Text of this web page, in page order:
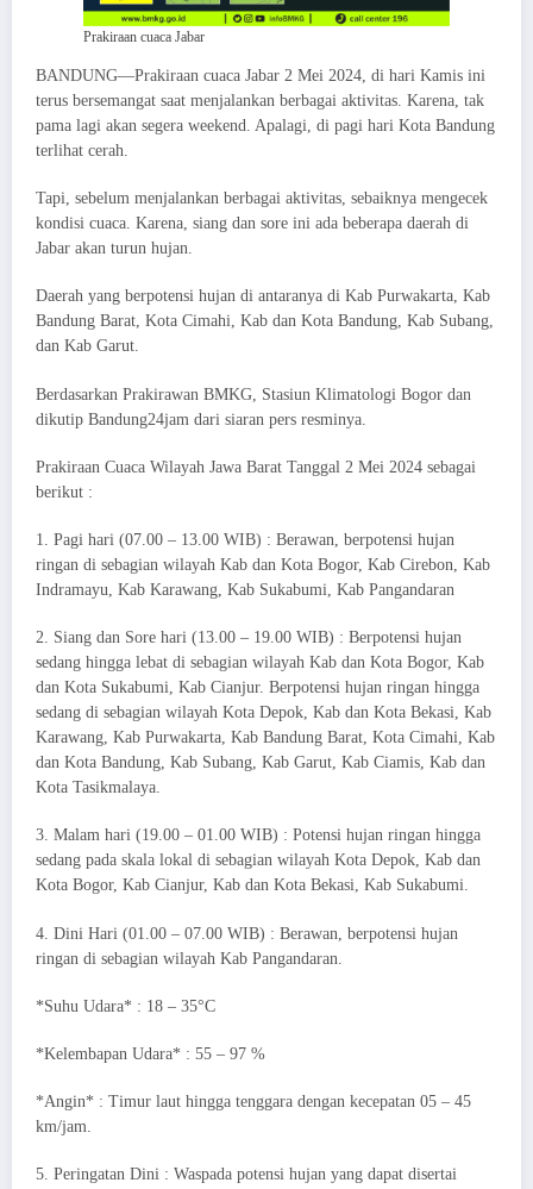
Prakiraan cuaca Jabar
BANDUNG—Prakiraan cuaca Jabar 2 Mei 2024, di hari Kamis ini
terus bersemangat saat menjalankan berbagai aktivitas. Karena, tak
pama lagi akan segera weekend. Apalagi, di pagi hari Kota Bandung
terlihat cerah.
Tapi, sebelum menjalankan berbagai aktivitas, sebaiknya mengecek
kondisi cuaca. Karena, siang dan sore ini ada beberapa daerah di
Jabar akan turun hujan.
Daerah yang berpotensi hujan di antaranya di Kab Purwakarta, Kab
Bandung Barat, Kota Cimahi, Kab dan Kota Bandung, Kab Subang,
dan Kab Garut.
Berdasarkan Prakirawan BMKG, Stasiun Klimatologi Bogor dan
dikutip Bandung24jam dari siaran pers resminya.
Prakiraan Cuaca Wilayah Jawa Barat Tanggal 2 Mei 2024 sebagai
berikut :
1. Pagi hari (07.00 – 13.00 WIB) : Berawan, berpotensi hujan
ringan di sebagian wilayah Kab dan Kota Bogor, Kab Cirebon, Kab
Indramayu, Kab Karawang, Kab Sukabumi, Kab Pangandaran
2. Siang dan Sore hari (13.00 – 19.00 WIB) : Berpotensi hujan
sedang hingga lebat di sebagian wilayah Kab dan Kota Bogor, Kab
dan Kota Sukabumi, Kab Cianjur. Berpotensi hujan ringan hingga
sedang di sebagian wilayah Kota Depok, Kab dan Kota Bekasi, Kab
Karawang, Kab Purwakarta, Kab Bandung Barat, Kota Cimahi, Kab
dan Kota Bandung, Kab Subang, Kab Garut, Kab Ciamis, Kab dan
Kota Tasikmalaya.
3. Malam hari (19.00 – 01.00 WIB) : Potensi hujan ringan hingga
sedang pada skala lokal di sebagian wilayah Kota Depok, Kab dan
Kota Bogor, Kab Cianjur, Kab dan Kota Bekasi, Kab Sukabumi.
4. Dini Hari (01.00 – 07.00 WIB) : Berawan, berpotensi hujan
ringan di sebagian wilayah Kab Pangandaran.
*Suhu Udara* : 18 – 35°C
*Kelembapan Udara* : 55 – 97 %
*Angin* : Timur laut hingga tenggara dengan kecepatan 05 – 45
km/jam.
5. Peringatan Dini : Waspada potensi hujan yang dapat disertai